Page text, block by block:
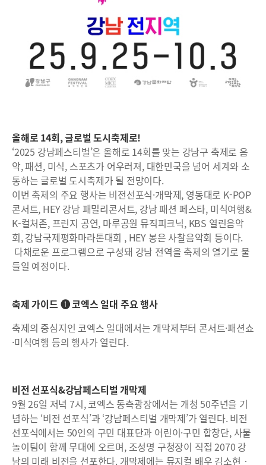
올해로 14회, 글로벌 도시축제로!
‘2025 강남페스티벌’은 올해로 14회를 맞는 강남구 축제로 음
악, 패션, 미식, 스포츠가 어우러져, 대한민국을 넘어 세계와 소
통하는 글로벌 도시축제가 될 전망이다.
이번 축제의 주요 행사는 비전선포식·개막제, 영동대로 K-POP
콘서트, HEY 강남 패밀리콘서트, 강남 패션 페스타, 미식여행&
K-컬처존, 프린지 공연, 마루공원 뮤직피크닉, KBS 열린음악
회, 강남국제평화마라톤대회 , HEY 봉은 사찰음악회 등이다.
다채로운 프로그램으로 구성돼 강남 전역을 축제의 열기로 물
들일 예정이다.
축제 가이드 ❶ 코엑스 일대 주요 행사
축제의 중심지인 코엑스 일대에서는 개막제부터 콘서트·패션쇼
·미식여행 등의 행사가 열린다.
비전 선포식&강남페스티벌 개막제
9월 26일 저녁 7시, 코엑스 동측광장에서는 개청 50주년을 기
념하는 ‘비전 선포식’과 ‘강남페스티벌 개막제’가 열린다. 비전
선포식에서는 50인의 구민 대표단과 어린이·구민 합창단, 사물
놀이팀이 함께 무대에 오르며, 조성명 구청장이 직접 2070 강
남의 미래 비전을 선포한다. 개막제에는 뮤지컬 배우 김소현‧